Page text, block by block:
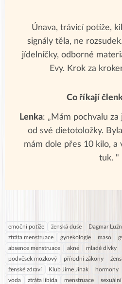
Únava, trávicí potíže,
signály těla, ne
jídelníčky, odborné
Evy. Krok za
Co říkají
Lenka: „Mám pochvalu
od své dietotoložky.
mám dole přes 10 kilo, a
tuk. "
emoční potíže ženská duše Dagmar
ztráta menstruace
gynekologie maso
absence menstruace
akné mladé dívky
podvěsek mozkový
přírodní zákony
ženské zdraví
Klub Jíme Jinak hormony
voda
ztráta libida menstruace